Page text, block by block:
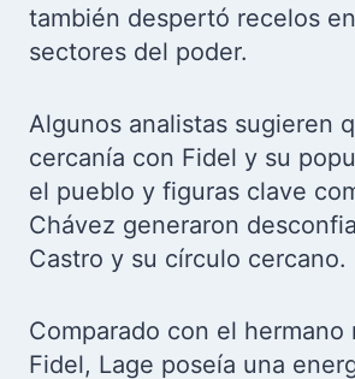
también despertó recelos
sectores del poder.
Algunos analistas sugieren
cercanía con Fidel y su
el pueblo y figuras clave
Chávez generaron
Castro y su círculo cercano.
Comparado con el hermano
Fidel, Lage poseía una